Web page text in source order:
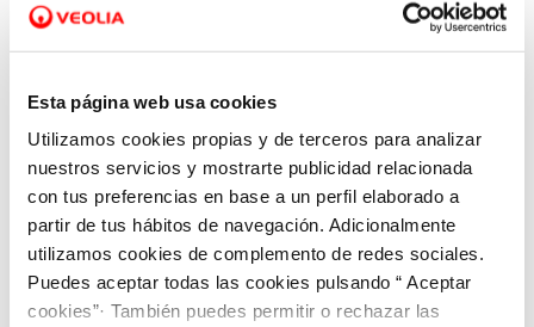
Esta página web usa cookies
Utilizamos cookies propias y de terceros para analizar
nuestros servicios y mostrarte publicidad relacionada
con tus preferencias en base a un perfil elaborado a
partir de tus hábitos de navegación. Adicionalmente
utilizamos cookies de complemento de redes sociales.
Puedes aceptar todas las cookies pulsando “ Aceptar
cookies”· También puedes permitir o rechazar las
CONÓCENOS
VER TODAS LAS GESTIONES
Dirección
Código postal*
El contrato es para...*